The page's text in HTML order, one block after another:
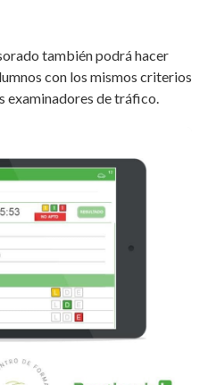
también podrá hacer
con los mismos criterios
examinadores de tráfico.